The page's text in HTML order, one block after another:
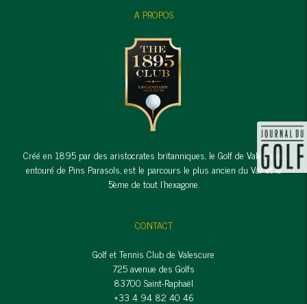
A PROPOS
Créé en 1895 par des aristocrates britanniques, le Golf de Valescure,
entouré de Pins Parasols, est le parcours le plus ancien du Var et le
5ème de tout l'hexagone.
CONTACT
Golf et Tennis Club de Valescure
725 avenue des Golfs
83700 Saint-Raphaël
+33 4 94 82 40 46